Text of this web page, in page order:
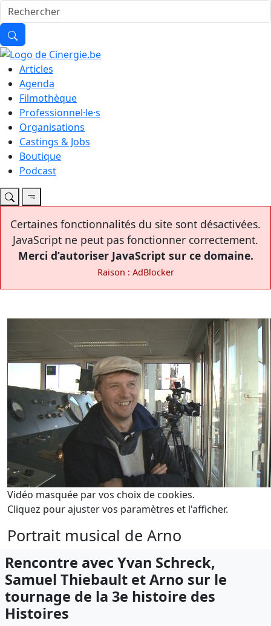
Articles
Agenda
Filmothèque
Professionnel·le·s
Organisations
Castings & Jobs
Boutique
Podcast
Certaines fonctionnalités du site sont désactivées.
JavaScript ne peut pas fonctionner correctement.
Merci d’autoriser JavaScript sur ce domaine.
Raison : AdBlocker
Vidéo masquée par vos choix de cookies.
Cliquez pour ajuster vos paramètres et l'afficher.
Portrait musical de Arno
Rencontre avec Yvan Schreck,
Samuel Thiebault et Arno sur le
tournage de la 3e histoire des
Histoires